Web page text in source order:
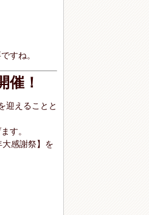
すね。
催！
迎えることと
す。
感謝祭】を